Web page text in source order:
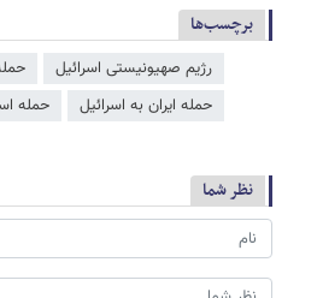
برچسب‌ها
رژیم صهیونیستی اسرائیل
حمله ایران به اسرائیل
حمله
نظر شما